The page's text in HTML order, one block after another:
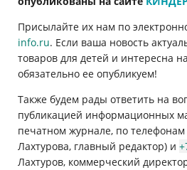
Присылайте их нам по
info.ru. Если ваша новость
товаров для детей и интересна
обязательно ее опубликуем!
Также будем рады ответить на
публикацией информационных
печатном журнале, по телефонам
Лахтурова, главный редактор) и
Лахтуров, коммерческий